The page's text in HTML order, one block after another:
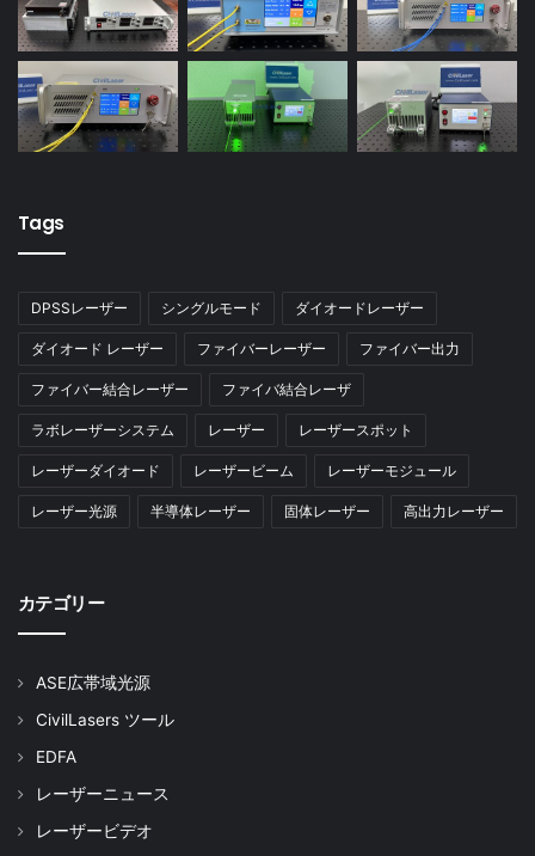
Tags
DPSSレーザー シングルモード ダイオードレーザー
ダイオード レーザー ファイバーレーザー ファイバー出力
ファイバー結合レーザー ファイバ結合レーザ
ラボレーザーシステム レーザー レーザースポット
レーザーダイオード レーザービーム レーザーモジュール
レーザー光源 半導体レーザー 固体レーザー 高出力レーザー
カテゴリー
ASE広帯域光源
CivilLasers ツール
EDFA
レーザーニュース
レーザービデオ